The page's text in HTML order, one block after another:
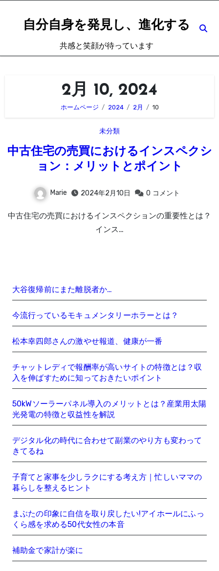
自分自身を発見し、進化する
共感と笑顔が待っています
2月 10, 2024
ホームページ 2024 2月 10
未分類
中古住宅の売買におけるインスペクシ
ョン：メリットとポイント
Marie 2024年2月10日 0 コメント
中古住宅の売買におけるインスペクションの重要性とは？
インス…
大谷復帰前にまた離脱者か…
今流行っているモキュメンタリーホラーとは？
松本幸四郎さんの激やせ報道、健康が一番
チャットレディで報酬率が高いサイトの特徴とは？収
入を伸ばすために知っておきたいポイント
50kWソーラーパネル導入のメリットとは？産業用太陽
光発電の特徴と収益性を解説
デジタル化の時代に合わせて副業のやり方も変わって
きてるね
子育てと家事を少しラクにする考え方｜忙しいママの
暮らしを整えるヒント
まぶたの印象に自信を取り戻したい!アイホールにふっ
くら感を求める50代女性の本音
補助金で家計が楽に